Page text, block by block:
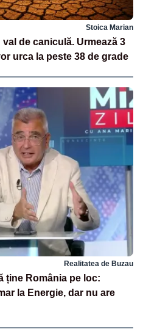
Stoica Marian
de caniculă. Urmează 3
urca la peste 38 de grade
Realitatea de Buzau
ține România pe loc:
la Energie, dar nu are